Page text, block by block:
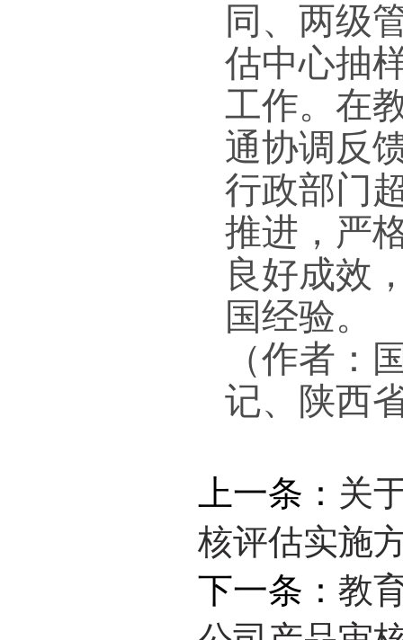
同、两级
估中心抽
工作。在
通协调反
行政部门
推进，严
良好成效
国经验。
（作者：
记、陕西
上一条： 关
核评估实施
下一条： 教